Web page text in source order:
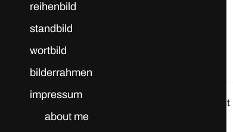
reihenbild
standbild
wortbild
bilderrahmen
impressum
about me
brutstatt